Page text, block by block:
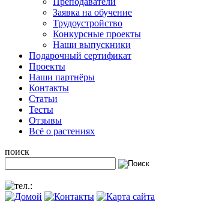
Заявка на обучение
Трудоустройство
Конкурсные проекты
Наши выпускники
Подарочный сертификат
Проекты
Наши партнёры
Контакты
Статьи
Тесты
Отзывы
Всё о растениях
поиск